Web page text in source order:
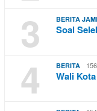
3 BERITA
Soal
4 BERITA
Wali